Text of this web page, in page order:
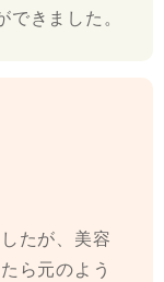
きました。
たが、美容
ら元のよう